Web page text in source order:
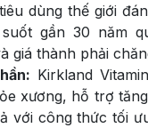
dùng thế giới
gần 30 năm
giá thành phải
Kirkland
xương, hỗ trợ
với công thức tối